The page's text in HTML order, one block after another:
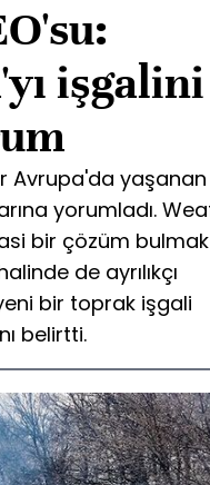
işgalini
Avrupa'da yaşanan
yorumladı.
bir çözüm bulmak
de ayrılıkçı
bir toprak işgali
belirtti.